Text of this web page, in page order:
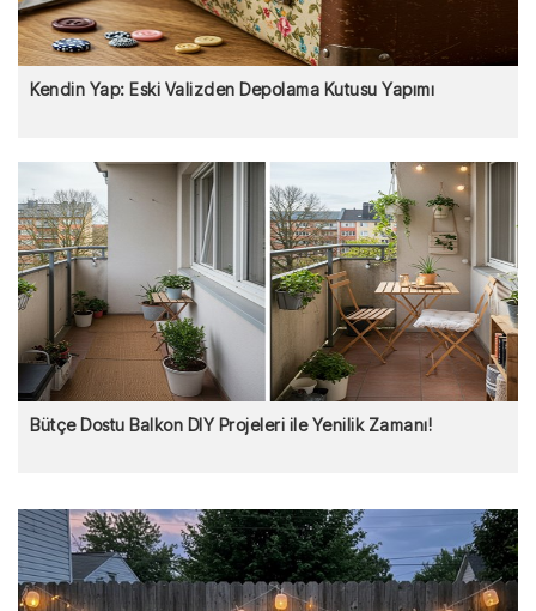
Kendin Yap: Eski Valizden Depolama Kutusu Yapımı
Bütçe Dostu Balkon DIY Projeleri ile Yenilik Zamanı!